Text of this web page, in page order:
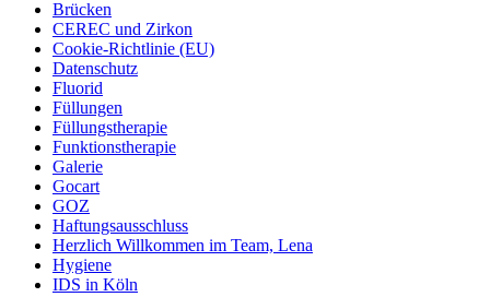
Brücken
CEREC und Zirkon
Cookie-Richtlinie (EU)
Datenschutz
Fluorid
Füllungen
Füllungstherapie
Funktionstherapie
Galerie
Gocart
GOZ
Haftungsausschluss
Herzlich Willkommen im Team, Lena
Hygiene
IDS in Köln